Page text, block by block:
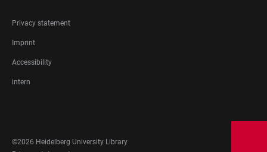
FOOTER
LEGAL
Privacy statement
Imprint
Accessibility
intern
MEDIA
©2026 Heidelberg University Library